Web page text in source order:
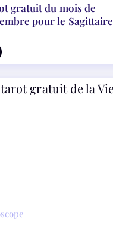
gratuit du mois de
pour le Sagittaire